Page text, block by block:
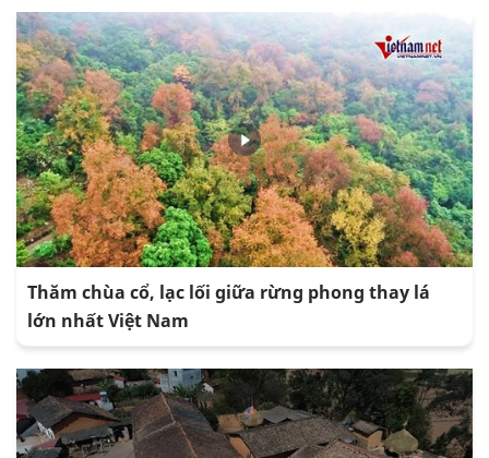
Thăm chùa cổ, lạc lối giữa rừng phong thay lá
lớn nhất Việt Nam